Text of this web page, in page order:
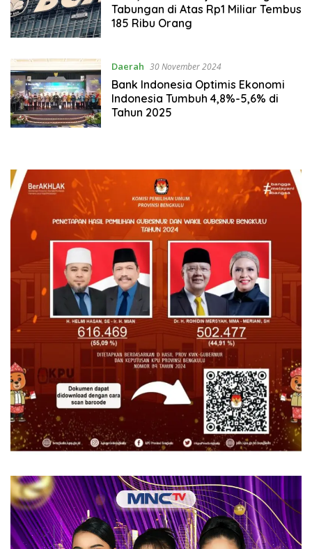
Tabungan di Atas Rp1 Miliar Tembus
185 Ribu Orang
Daerah 30 November 2024
Bank Indonesia Optimis Ekonomi
Indonesia Tumbuh 4,8%-5,6% di
Tahun 2025